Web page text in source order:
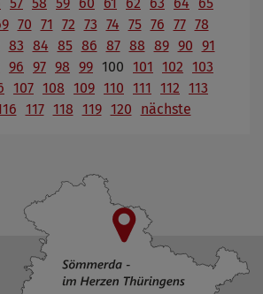
70 71 72 73 74 75 76 77 78
83 84 85 86 87 88 89 90 91
96 97 98 99 100 101 102 103
107 108 109 110 111 112 113
117 118 119 120 nächste